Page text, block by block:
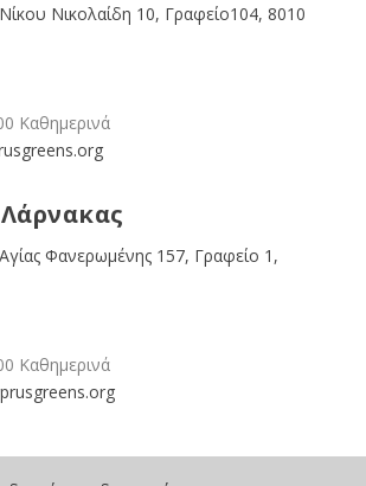
Νικολαίδη 10, Γραφείο104, 8010
Καθημερινά
Φανερωμένης 157, Γραφείο 1,
Καθημερινά
org